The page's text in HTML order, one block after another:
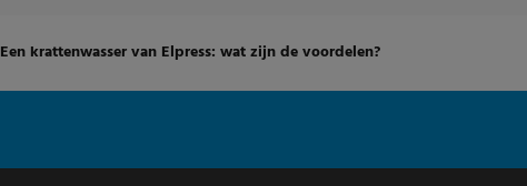
Een krattenwasser van Elpress: wat zijn de voordelen?